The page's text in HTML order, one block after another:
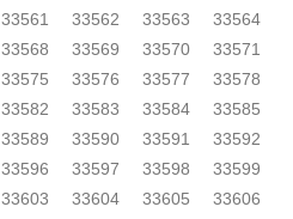
33561 33562 33563
33564
33568 33569 33570
33571
33575 33576 33577
33578
33582 33583 33584
33585
33589 33590 33591
33592
33596 33597 33598
33599
33603 33604 33605
33606